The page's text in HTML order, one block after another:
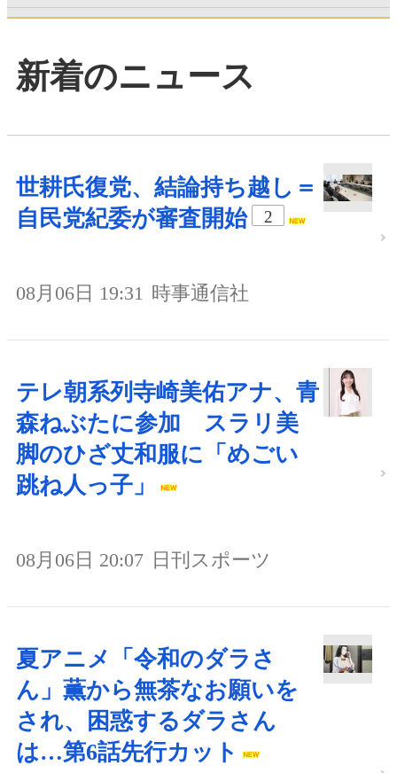
新着のニュース
世耕氏復党、結論持ち越し＝
自民党紀委が審査開始
2
08月06日 19:31 時事通信社
テレ朝系列寺崎美佑アナ、青
森ねぶたに参加 スラリ美
脚のひざ丈和服に「めごい
跳ね人っ子」
08月06日 20:07 日刊スポーツ
夏アニメ「令和のダラさ
ん」薫から無茶なお願いを
され、困惑するダラさん
は…第6話先行カット